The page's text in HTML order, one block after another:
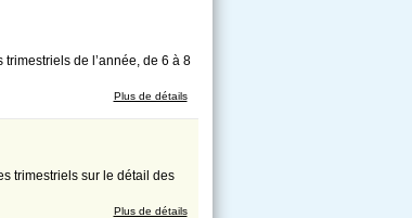
de l’année, de 6 à 8
Plus de détails
trimestriels sur le détail des
Plus de détails